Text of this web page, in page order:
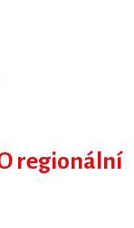
regionální